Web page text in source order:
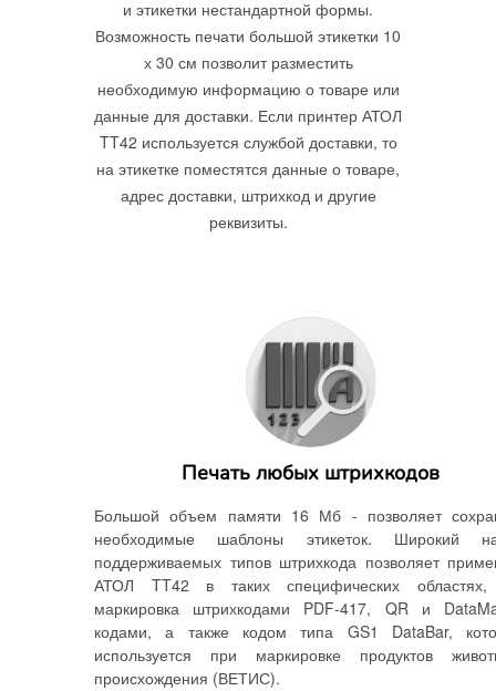
и этикетки нестандартной формы.
Возможность печати большой этикетки 10
х 30 см позволит разместить
необходимую информацию о товаре или
данные для доставки. Если принтер АТОЛ
TT42 используется службой доставки, то
на этикетке поместятся данные о товаре,
адрес доставки, штрихкод и другие
реквизиты.
Печать любых штрихкодов
Большой объем памяти 16 Мб - позволяет
необходимые шаблоны этикеток. Широкий
поддерживаемых типов штрихкода позволяет
АТОЛ TT42 в таких специфических областях,
маркировка штрихкодами PDF-417, QR и
кодами, а также кодом типа GS1 DataBar,
используется при маркировке продуктов
происхождения (ВЕТИС).